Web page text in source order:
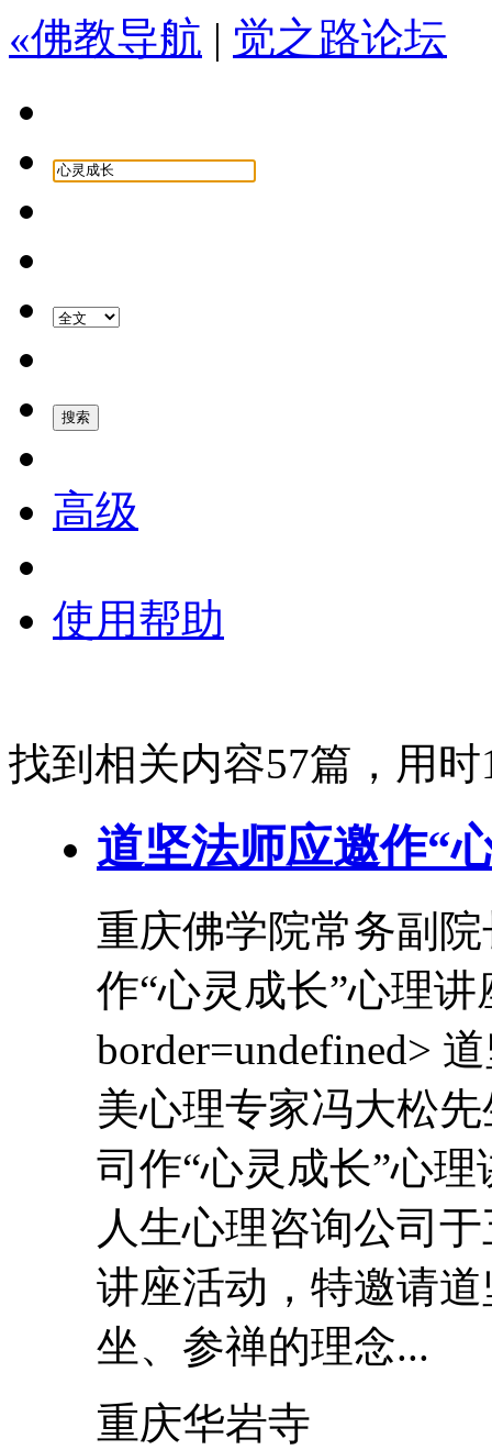
«佛教导航 | 觉之路论坛
高级
使用帮助
找到相关内容57篇，用时
道坚法师应邀作“
重庆佛学院常务副
作“心灵 成长”心理讲
border=undefined>
美心理专家冯大松
司作“心灵 成长”心
人生心理咨询公司
讲座活动，特邀请
坐、参禅的理念...
重庆华岩寺